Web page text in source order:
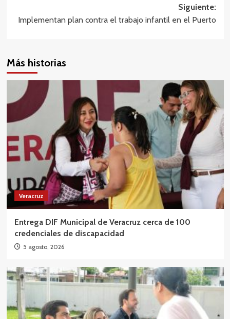
Siguiente:
Implementan plan contra el trabajo infantil en el Puerto
Más historias
Veracruz
Entrega DIF Municipal de Veracruz cerca de 100
credenciales de discapacidad
5 agosto, 2026